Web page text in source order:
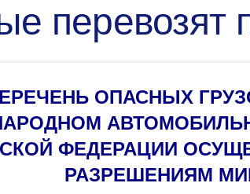
ОПАСНЫХ
ФЕДЕРАЦИИ
РАЗРЕШЕНИЯМ